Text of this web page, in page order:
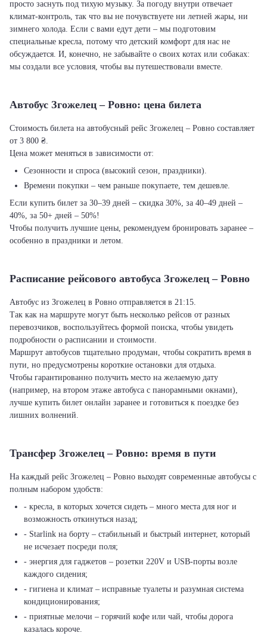
просто заснуть под тихую музыку. За погоду внутри отвечает
климат-контроль, так что вы не почувствуете ни летней жары, ни
зимнего холода. Если с вами едут дети – мы подготовим
специальные кресла, потому что детский комфорт для нас не
обсуждается. И, конечно, не забывайте о своих котах или собаках:
мы создали все условия, чтобы вы путешествовали вместе.
Автобус Згожелец – Ровно: цена билета
Стоимость билета на автобусный рейс Згожелец – Ровно составляет
от 3 800 ₴.
Цена может меняться в зависимости от:
Сезонности и спроса (высокий сезон, праздники).
Времени покупки – чем раньше покупаете, тем дешевле.
Если купить билет за 30–39 дней – скидка 30%, за 40–49 дней –
40%, за 50+ дней – 50%!
Чтобы получить лучшие цены, рекомендуем бронировать заранее –
особенно в праздники и летом.
Расписание рейсового автобуса Згожелец – Ровно
Автобус из Згожелец в Ровно отправляется в 21:15.
Так как на маршруте могут быть несколько рейсов от разных
перевозчиков, воспользуйтесь формой поиска, чтобы увидеть
подробности о расписании и стоимости.
Маршрут автобусов тщательно продуман, чтобы сократить время в
пути, но предусмотрены короткие остановки для отдыха.
Чтобы гарантированно получить место на желаемую дату
(например, на втором этаже автобуса с панорамными окнами),
лучше купить билет онлайн заранее и готовиться к поездке без
лишних волнений.
Трансфер Згожелец – Ровно: время в пути
На каждый рейс Згожелец – Ровно выходят современные автобусы с
полным набором удобств:
- кресла, в которых хочется сидеть – много места для ног и
возможность откинуться назад;
- Starlink на борту – стабильный и быстрый интернет, который
не исчезает посреди поля;
- энергия для гаджетов – розетки 220V и USB-порты возле
каждого сидения;
- гигиена и климат – исправные туалеты и разумная система
кондиционирования;
- приятные мелочи – горячий кофе или чай, чтобы дорога
казалась короче.